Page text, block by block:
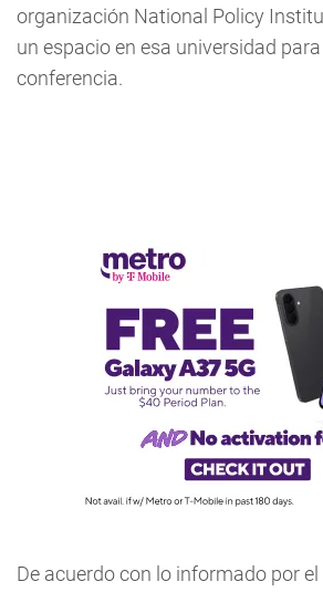
organización National Policy
un espacio en esa universidad
conferencia.
De acuerdo con lo informado por el